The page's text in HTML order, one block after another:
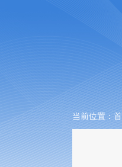
当前位置：